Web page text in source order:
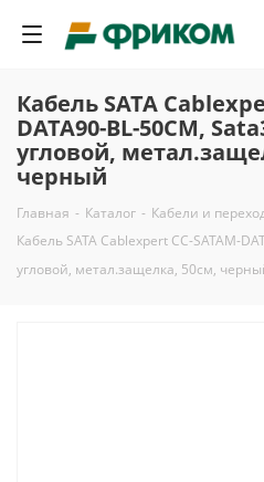
Кабель SATA
DATA90-BL-50CM,
угловой,
черный
Главная - Каталог - Кабели и
Кабель SATA Cablexpert CC-SATAM-
угловой, метал.защелка, 50см,